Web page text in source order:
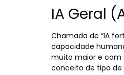
IA Geral
Chamada de “IA
capacidade
muito maior e com
conceito de tipo de